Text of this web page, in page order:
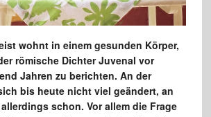
wohnt in einem gesunden Körper,
römische Dichter Juvenal vor
Jahren zu berichten. An der
bis heute nicht viel geändert, an
schon. Vor allem die Frage